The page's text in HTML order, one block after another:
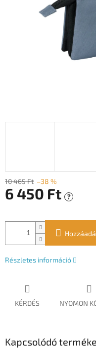
10 465 Ft –38 %
6 450 Ft ?
Részletes információ
KÉRDÉS NYOMON
Kapcsolódó